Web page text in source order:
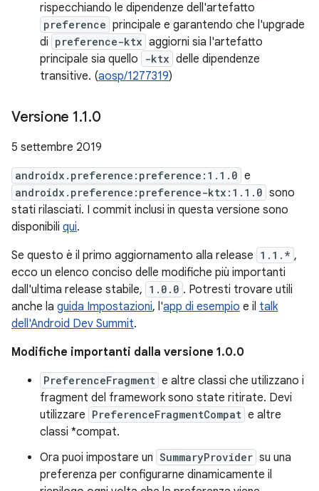
rispecchiando le dipendenze dell'artefatto
preference principale e garantendo che l'upgrade
di preference-ktx aggiorni sia l'artefatto
principale sia quello
-ktx delle dipendenze
transitive. (aosp/1277319)
Versione 1.1.0
5 settembre 2019
androidx.preference:preference:1.1.0 e
androidx.preference:preference-ktx:1.1.0 sono
stati rilasciati. I commit inclusi in questa versione sono
disponibili qui.
Se questo è il primo aggiornamento alla release 1.1.* ,
ecco un elenco conciso delle modifiche più importanti
dall'ultima release stabile, 1.0.0 . Potresti trovare utili
anche la guida Impostazioni, l'app di esempio e il talk
dell'Android Dev Summit.
Modifiche importanti dalla versione 1.0.0
PreferenceFragment e altre classi che utilizzano i
fragment del framework sono state ritirate. Devi
utilizzare PreferenceFragmentCompat e altre
classi *compat.
Ora puoi impostare un SummaryProvider su una
preferenza per configurarne dinamicamente il